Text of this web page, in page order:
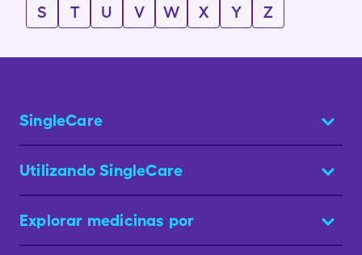
S
T U V W X Y Z
SingleCare
Utilizando SingleCare
Explorar medicinas por